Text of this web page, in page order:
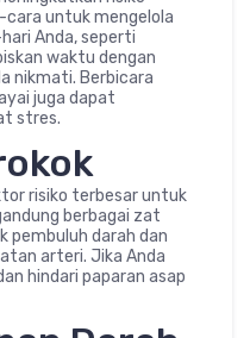
untuk mengelola
Anda, seperti
waktu dengan
nikmati. Berbicara
juga dapat
stres.
risiko terbesar untuk
berbagai zat
pembuluh darah dan
arteri. Jika Anda
hindari paparan asap